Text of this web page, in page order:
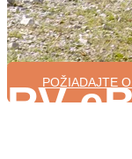
POŽIADAJTE
RV